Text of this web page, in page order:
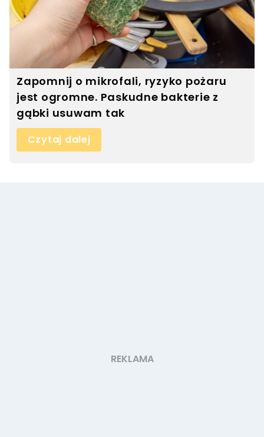
Zapomnij o mikrofali, ryzyko pożaru
jest ogromne. Paskudne bakterie z
gąbki usuwam tak
Czytaj dalej